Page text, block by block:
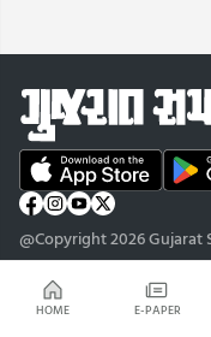
HOME E-PAPER
@Copyright 2026 Gujarat